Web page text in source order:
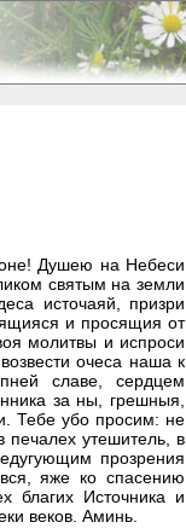
Душею на Небеси
святым на земли
источаяй, призри
и просящия от
молитвы и испроси
очеса наша к
славе, сердцем
за ны, грешныя,
Тебе убо просим: не
утешитель, в
прозрения
яже ко спасению
благих Источника и
веков. Аминь.